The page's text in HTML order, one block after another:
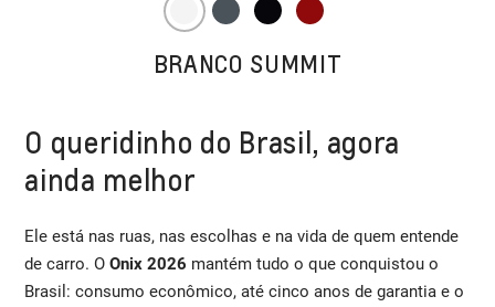
BRANCO SUMMIT
O queridinho do Brasil, agora
ainda melhor
Ele está nas ruas, nas escolhas e na vida de quem entende
de carro. OOnix 2026 mantém tudo o que conquistou o
Brasil: consumo econômico, até cinco anos de garantia e o